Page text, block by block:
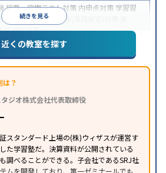
続きを見る
授業・定期テスト対策 内申点対策 学習習
学校別特化対策 英検(英語検定)対策
話特化対策
力基準あり学習にPC・タブレットを利用
ン対応1科目から受講可能季節講習のみの
高学年の集団塾アンケート調査方法
近くの教室を探す
？
タジオ株式会社代表取締役
スタンダード上場の(株)ウィザスが運営す
た学習塾だ。決算資料が公開されている
調べることができる。子会社であるSRJ社
ムを開発しており、第一ゼミナールでも